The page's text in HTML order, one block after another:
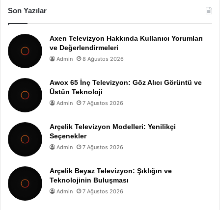
Son Yazılar
Axen Televizyon Hakkında Kullanıcı Yorumları
ve Değerlendirmeleri
Admin 8 Ağustos 2026
Awox 65 İnç Televizyon: Göz Alıcı Görüntü ve
Üstün Teknoloji
Admin 7 Ağustos 2026
Arçelik Televizyon Modelleri: Yenilikçi
Seçenekler
Admin 7 Ağustos 2026
Arçelik Beyaz Televizyon: Şıklığın ve
Teknolojinin Buluşması
Admin 7 Ağustos 2026